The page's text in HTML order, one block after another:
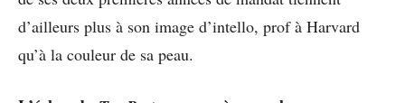
d’ailleurs plus à son image d’intello, prof à Harvard
qu’à la couleur de sa peau.